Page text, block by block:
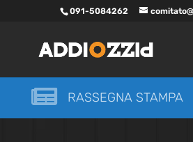
091-5084262
 RASSEGNA STAMPA